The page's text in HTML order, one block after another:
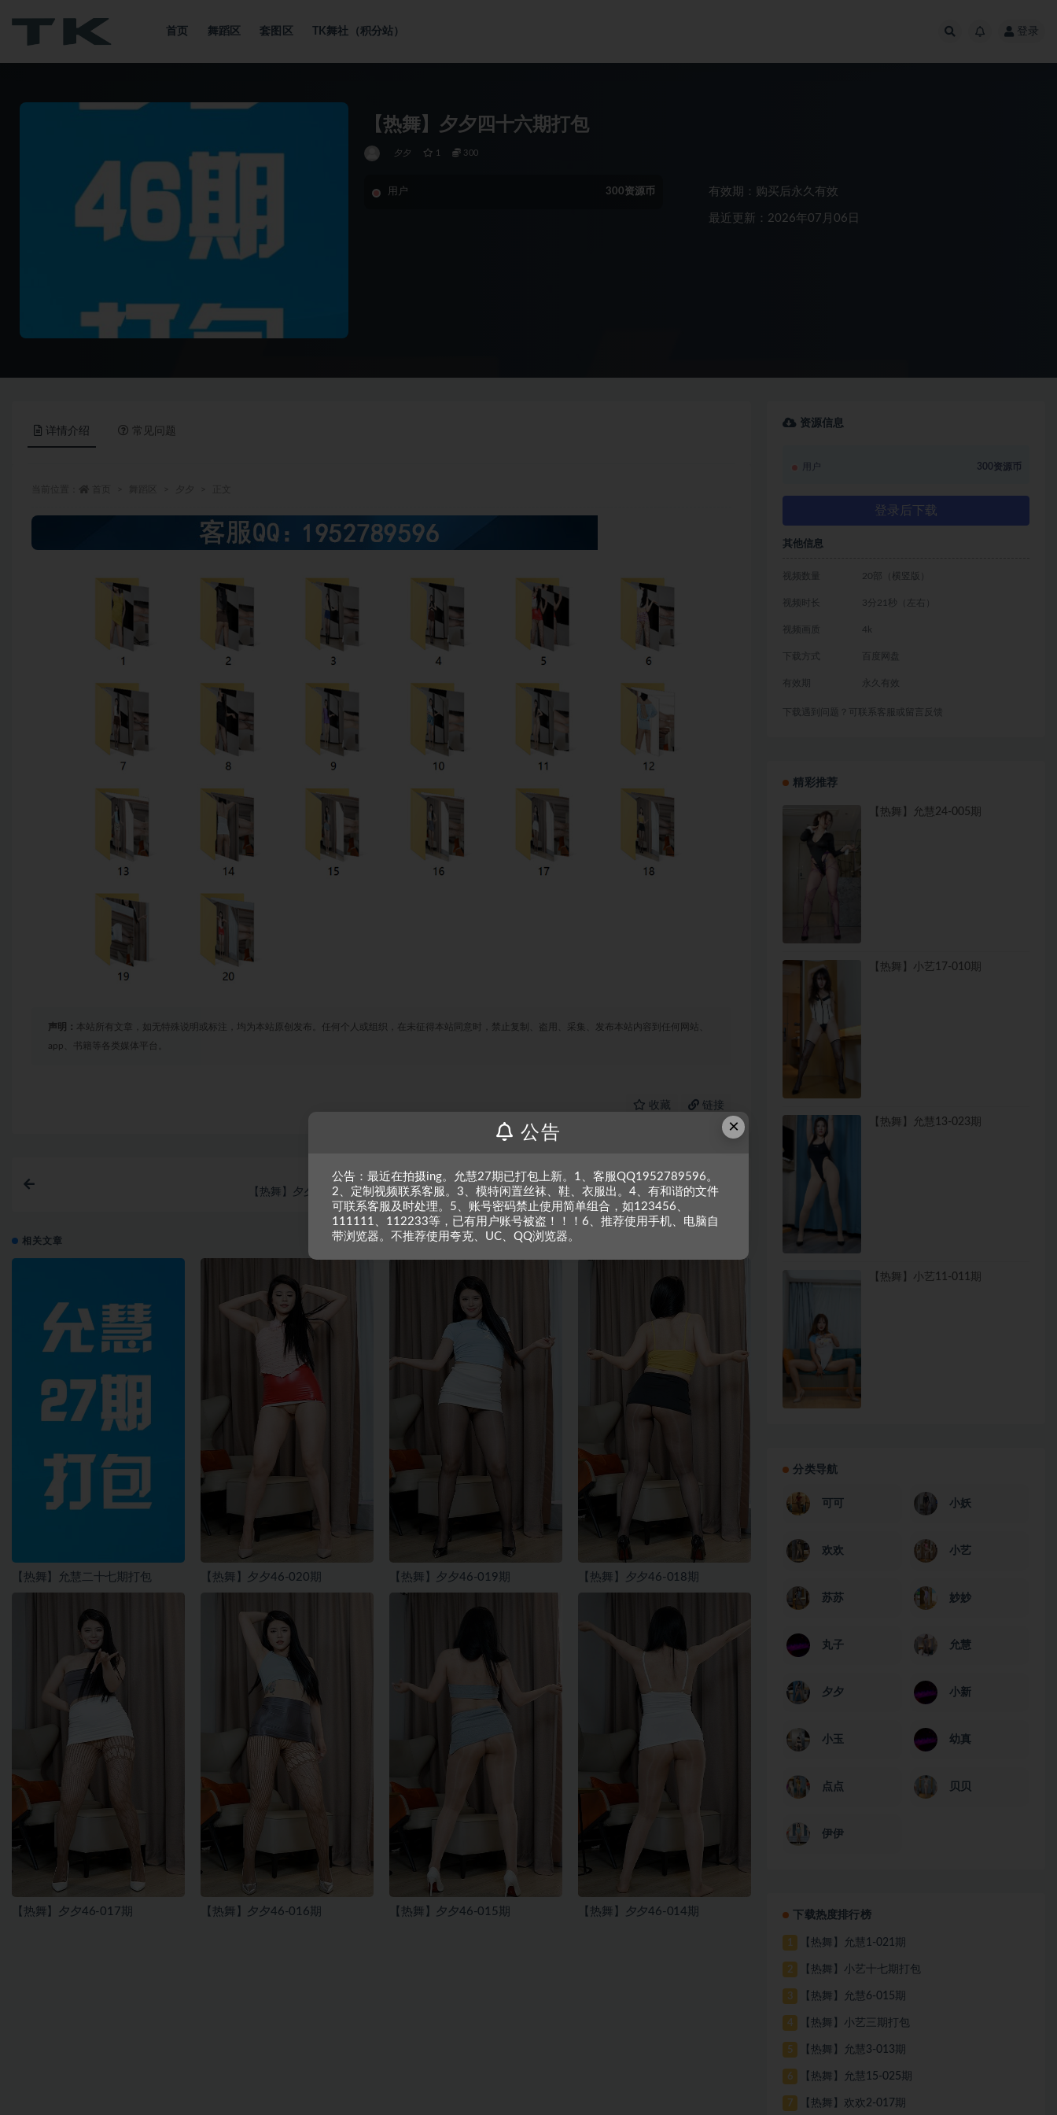
首页 舞蹈区 套图区 TK舞社（积分站） 登录
【热舞】夕夕四十六期打包
夕夕 1 300
用户 300资源币 有效期：购买后永久有效
最近更新：2026年07月06日
详情介绍 常见问题
声明： 本站所有文章，如无特殊说明或标注，均为本站原创发布。任何个人或组织，在未征得本站同意时，禁止复制、盗用、采集、发布本站内容到任何网站、
app、书籍等各类媒体平台。
收藏 链接
上一篇
【热舞】夕夕46-020期
下一篇
【热舞】允慧27-001期
相关文章
【热舞】允慧二十七期打包 【热舞】夕夕46-020期 【热舞】夕夕46-019期 【热舞】夕夕46-018期
【热舞】夕夕46-017期 【热舞】夕夕46-016期 【热舞】夕夕46-015期 【热舞】夕夕46-014期
资源信息
用户 300资源币
登录后下载
其他信息
视频数量 20部（横竖版）
视频时长 3分21秒（左右）
视频画质 4k
下载方式 百度网盘
有效期 永久有效
下载遇到问题？可联系客服或留言反馈
精彩推荐
【热舞】允慧24-005期
【热舞】小艺17-010期
【热舞】允慧13-023期
【热舞】小艺11-011期
分类导航
可可 小妖
欢欢 小艺
苏苏 妙妙
丸子 允慧
夕夕 小新
小玉 幼真
点点 贝贝
伊伊
下载热度排行榜
1 【热舞】允慧1-021期
2 【热舞】小艺十七期打包
3 【热舞】允慧6-015期
4 【热舞】小艺三期打包
5 【热舞】允慧3-013期
6 【热舞】允慧15-025期
7 【热舞】欢欢2-017期
×
公告
公告：最近在拍摄ing。允慧27期已打包上新。1、客服QQ1952789596。
2、定制视频联系客服。3、模特闲置丝袜、鞋、衣服出。4、有和谐的文件
可联系客服及时处理。5、账号密码禁止使用简单组合，如123456、
111111、112233等，已有用户账号被盗！！！6、推荐使用手机、电脑自
带浏览器。不推荐使用夸克、UC、QQ浏览器。